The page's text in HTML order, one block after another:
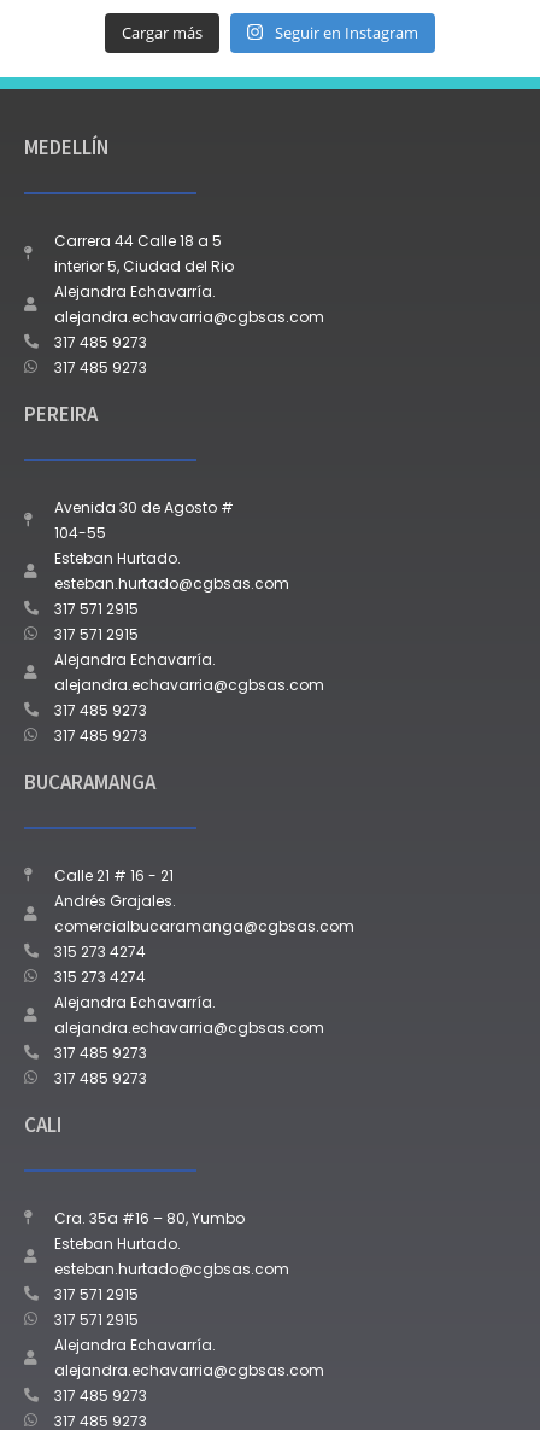
Cargar más Seguir en Instagram
MEDELLÍN
Carrera 44 Calle 18 a 5
interior 5, Ciudad del Rio
Alejandra Echavarría.
alejandra.echavarria@cgbsas.com
317 485 9273
317 485 9273
PEREIRA
Avenida 30 de Agosto #
104-55
Esteban Hurtado.
esteban.hurtado@cgbsas.com
317 571 2915
317 571 2915
Alejandra Echavarría.
alejandra.echavarria@cgbsas.com
317 485 9273
317 485 9273
BUCARAMANGA
Calle 21 # 16 - 21
Andrés Grajales.
comercialbucaramanga@cgbsas.com
315 273 4274
315 273 4274
Alejandra Echavarría.
alejandra.echavarria@cgbsas.com
317 485 9273
317 485 9273
CALI
Cra. 35a #16 – 80, Yumbo
Esteban Hurtado.
esteban.hurtado@cgbsas.com
317 571 2915
317 571 2915
Alejandra Echavarría.
alejandra.echavarria@cgbsas.com
317 485 9273
317 485 9273